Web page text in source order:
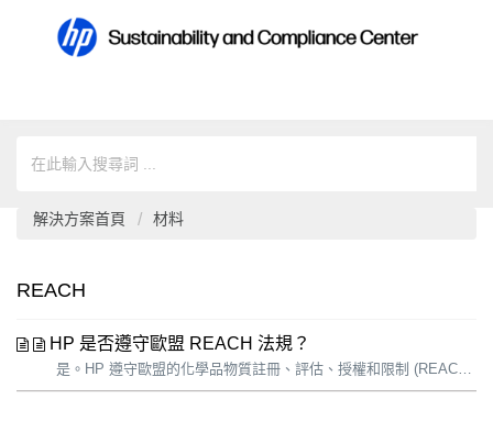
解決方案首頁 材料
REACH
HP 是否遵守歐盟 REACH 法規？
是。HP 遵守歐盟的化學品物質註冊、評估、授權和限制 (REACH) 立法，其中包括評估和管理化學品構成的風險的要求。透過與供應商密切合作，收集可能存在於 HP 產品 材料中的所列物質的資訊，並向客戶提供相關的安全資訊來實現這一目標。 關於 HP 遵守 REACH 的詳細資訊，包括 REACH 第 33 條...